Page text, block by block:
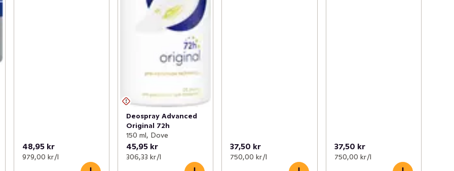
48,95 kr
979,00 kr /l
Deospray Advanced
Original 72h
150 ml, Dove
45,95 kr
306,33 kr /l
37,50 kr
750,00 kr /l
37,50 kr
750,00 kr /l